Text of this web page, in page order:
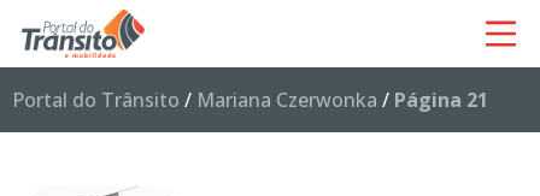
Portal do Trânsito / Mariana Czerwonka / Página 21